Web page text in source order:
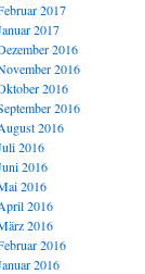
2017
2017
2016
2016
2016
2016
2016
2016
2016
2016
2016
2016
2016
2016